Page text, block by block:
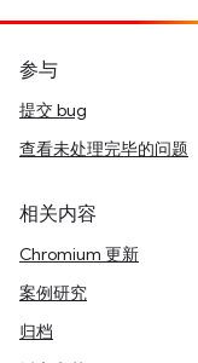
参与
提交 bug
查看未处理完毕的问题
相关内容
Chromium 更新
案例研究
归档